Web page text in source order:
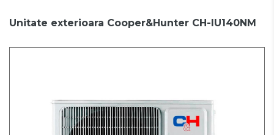
Unitate exterioara Cooper&Hunter CH-IU140NM